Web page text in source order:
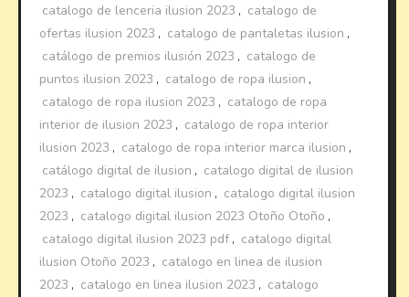
catalogo de lenceria ilusion 2023 , catalogo de
ofertas ilusion 2023 , catalogo de pantaletas ilusion ,
catálogo de premios ilusión 2023 , catalogo de
puntos ilusion 2023 , catalogo de ropa ilusion ,
catalogo de ropa ilusion 2023 , catalogo de ropa
interior de ilusion 2023 , catalogo de ropa interior
ilusion 2023 , catalogo de ropa interior marca ilusion ,
catálogo digital de ilusion , catalogo digital de ilusion
2023 , catalogo digital ilusion , catalogo digital ilusion
2023 , catalogo digital ilusion 2023 Otoño Otoño ,
catalogo digital ilusion 2023 pdf , catalogo digital
ilusion Otoño 2023 , catalogo en linea de ilusion
2023 , catalogo en linea ilusion 2023 , catalogo